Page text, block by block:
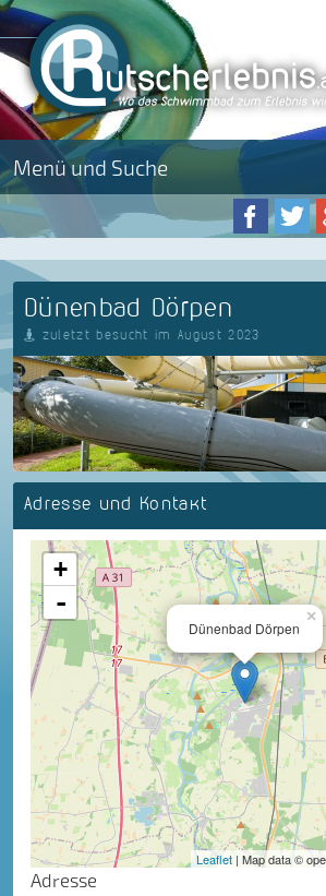
Menü und Suche
Dünenbad Dörpen
zuletzt besucht im August 2023
Adresse und Kontakt
×
Dünenbad Dörpen
+
-
Leaflet | Map data ©
Adresse